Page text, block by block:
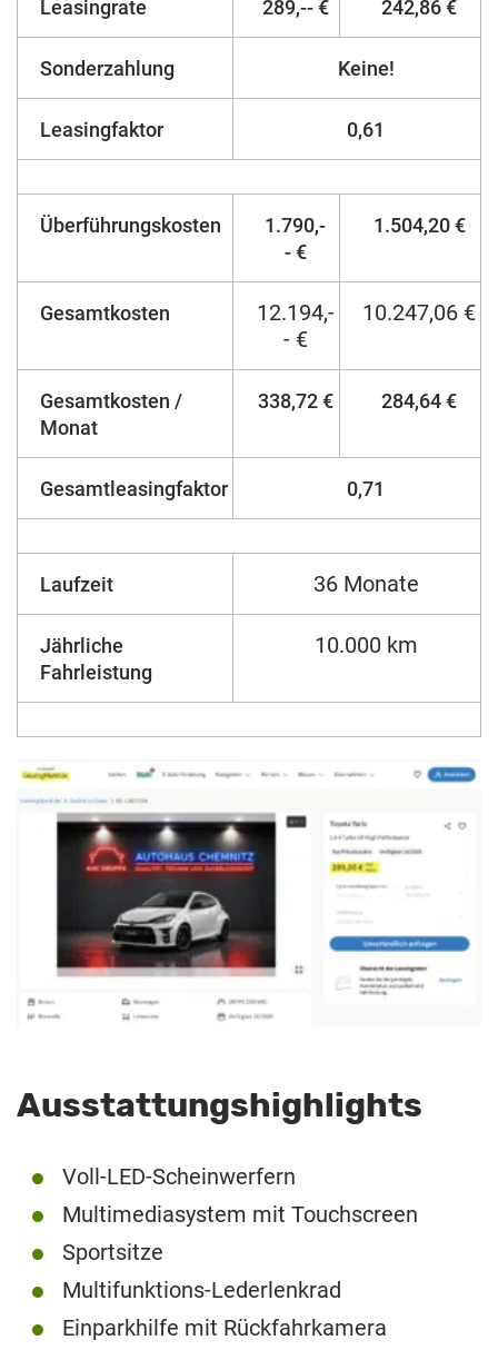
Leasingrate 289,-- € 242,86 €
Sonderzahlung Keine!
Leasingfaktor 0,61
Überführungskosten
1.790,-
- €
1.504,20 €
Gesamtkosten
12.194,-
- €
10.247,06 €
Gesamtkosten /
Monat
338,72 € 284,64 €
Gesamtleasingfaktor 0,71
Laufzeit 36 Monate
Jährliche
Fahrleistung
10.000 km
Ausstattungshighlights
Voll-LED-Scheinwerfern
Multimediasystem mit Touchscreen
Sportsitze
Multifunktions-Lederlenkrad
Einparkhilfe mit Rückfahrkamera